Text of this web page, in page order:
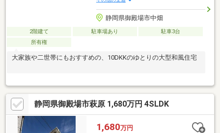
静岡県御殿場市中畑
2階建て 駐車場あり
駐車3台
所有権
大家族や二世帯にもおすすめの、10DKKのゆとりの大型和風住宅
静岡県御殿場市萩原 1,680万円 4SLDK
1,680万円